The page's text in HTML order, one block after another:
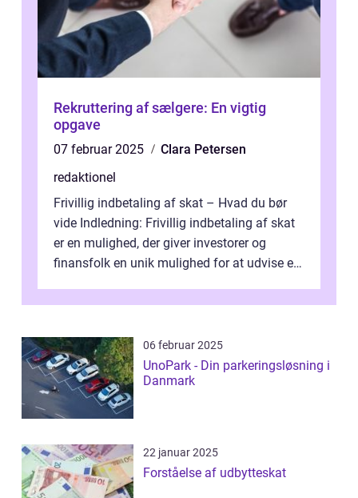
Rekruttering af sælgere: En vigtig
opgave
07 februar 2025
Clara Petersen
redaktionel
Frivillig indbetaling af skat – Hvad du bør
vide Indledning: Frivillig indbetaling af skat
er en mulighed, der giver investorer og
finansfolk en unik mulighed for at udvise et
06 februar 2025
UnoPark - Din parkeringsløsning i
Danmark
22 januar 2025
Forståelse af udbytteskat